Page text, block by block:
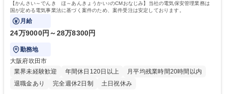
【かんさい～でんき ほ～あんきょうかい♪のCMおなじみ】当社の電気保安管理業務は
国が定める電気事業法に基づく案件のため、案件受注は安定しております。
月給
24万9000円～28万8300円
勤務地
大阪府吹田市
業界未経験歓迎
年間休日120日以上
月平均残業時間20時間以内
退職金あり
完全週休2日制 土日祝休み